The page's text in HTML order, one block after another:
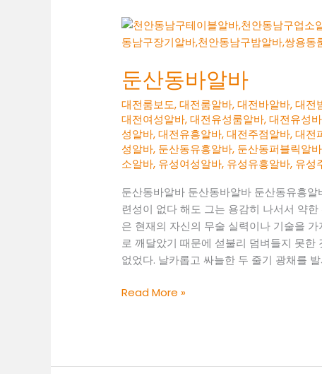
둔산동바알바
대전룸보도,대전룸알바,대전바알바,대전
대전여성알바,대전유성룸알바,대전유성
성알바,대전유흥알바,대전주점알바,대전
성알바, 둔산동유흥알바, 둔산동퍼블릭알바
소알바, 유성여성알바, 유성유흥알바, 유성
둔산동바알바 둔산동바알바 둔산동유흥
련성이 없다 해도 그는 용감히 나서서 약
은 현재의 자신의 무술 실력이나 기술을
로 깨달았기 때문에 섣불리 덤벼들지 못
없었다. 날카롭고 싸늘한 두 줄기 광채를
둔
Read More »